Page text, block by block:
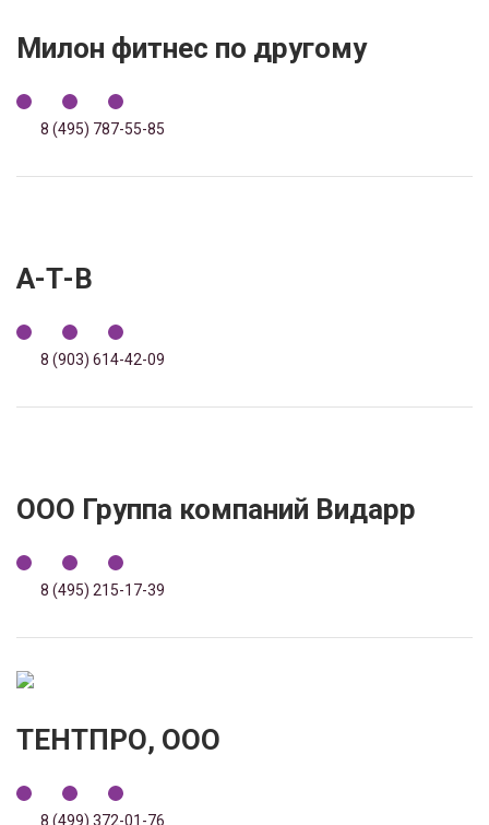
Милон фитнес по другому
8 (495) 787-55-85
А-Т-В
8 (903) 614-42-09
ООО Группа компаний Видарр
8 (495) 215-17-39
ТЕНТПРО, ООО
8 (499) 372-01-76